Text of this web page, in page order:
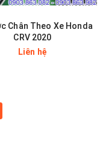
Chân Theo Xe Honda
CRV 2020
Liên hệ